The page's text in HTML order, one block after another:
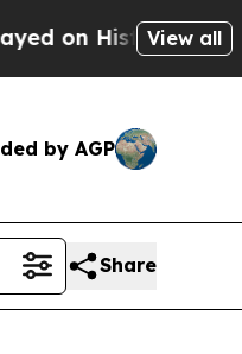
Michigan Win:
View all
by AGP
Share